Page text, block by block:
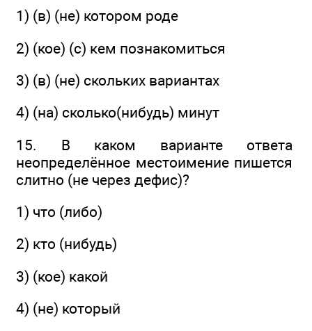
1) (в) (не) котором роде
2) (кое) (с) кем познакомиться
3) (в) (не) скольких вариантах
4) (на) сколько(нибудь) минут
15. В каком варианте ответа
неопределённое местоимение пишется
слитно (не через дефис)?
1) что (либо)
2) кто (нибудь)
3) (кое) какой
4) (не) который